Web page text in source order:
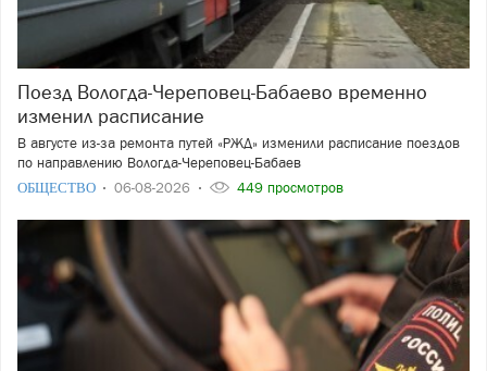
Поезд Вологда-Череповец-Бабаево временно
изменил расписание
В августе из-за ремонта путей «РЖД» изменили расписание поездов
по направлению Вологда-Череповец-Бабаев
ОБЩЕСТВО
06-08-2026 449 просмотров